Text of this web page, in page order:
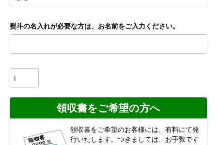
熨斗の名入れが必要な方は、お名前をご入力ください。
領収書をご希望の方へ
領収書をご希望のお客様には、有料にて発
行いたします。つきましては、お手数です